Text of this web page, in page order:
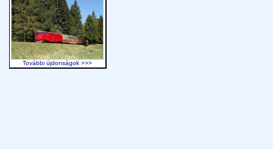
További újdonságok >>>